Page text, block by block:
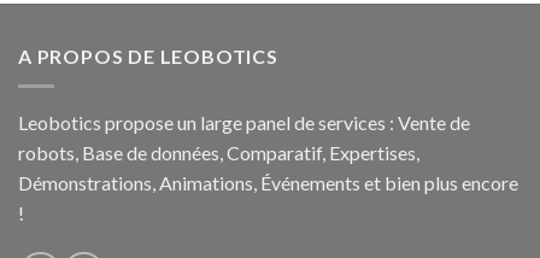
A PROPOS DE LEOBOTICS
Leobotics propose un large panel de services : Vente de
robots, Base de données, Comparatif, Expertises,
Démonstrations, Animations, Événements et bien plus encore
!